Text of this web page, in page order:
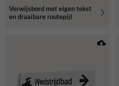
Verwijsbord met eigen tekst
en draaibare routepijl